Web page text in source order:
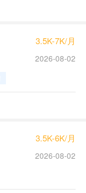
3.5K-7K/月
2026-08-02
3.5K-6K/月
2026-08-02